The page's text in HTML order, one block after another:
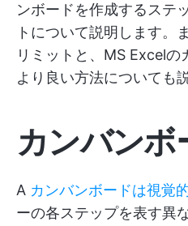
ンボードを作成するステ
トについて説明します。
リミットと、MS Excelの
より良い方法についても
カンバンボ
A カンバンボードは視覚
ーの各ステップを表す異